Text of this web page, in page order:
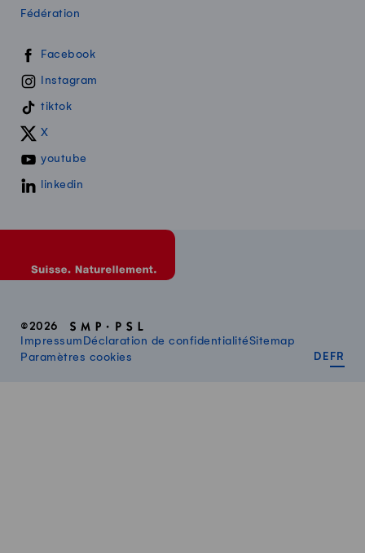
Fédération
Swissmilk sur les réseaux sociaux
Facebook
Instagram
tiktok
X
youtube
linkedin
©2026
Impressum Déclaration de confidentialitéSitemap
Paramètres cookies
DE FR